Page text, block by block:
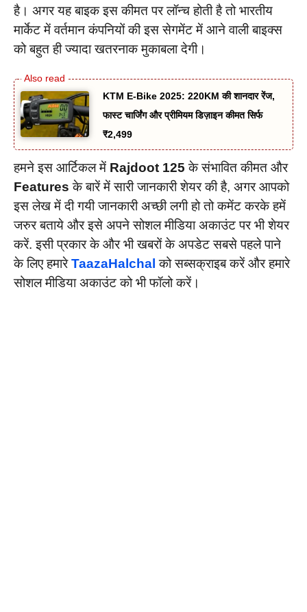
है। अगर यह बाइक इस कीमत पर लॉन्च होती है तो भारतीय
मार्केट में वर्तमान कंपनियों की इस सेगमेंट में आने वाली बाइक्स
को बहुत ही ज्यादा खतरनाक मुकाबला देगी।
KTM E-Bike 2025: 220KM की शानदार रेंज,
फास्ट चार्जिंग और प्रीमियम डिज़ाइन कीमत सिर्फ
₹2,499
हमने इस आर्टिकल में Rajdoot 125 के संभावित कीमत और
Features के बारें में सारी जानकारी शेयर की है, अगर आपको
इस लेख में दी गयी जानकारी अच्छी लगी हो तो कमेंट करके हमें
जरुर बताये और इसे अपने सोशल मीडिया अकाउंट पर भी शेयर
करें. इसी प्रकार के और भी खबरों के अपडेट सबसे पहले पाने
के लिए हमारेTaazaHalchal को सब्सक्राइब करें और हमारे
सोशल मीडिया अकाउंट को भी फॉलो करें।